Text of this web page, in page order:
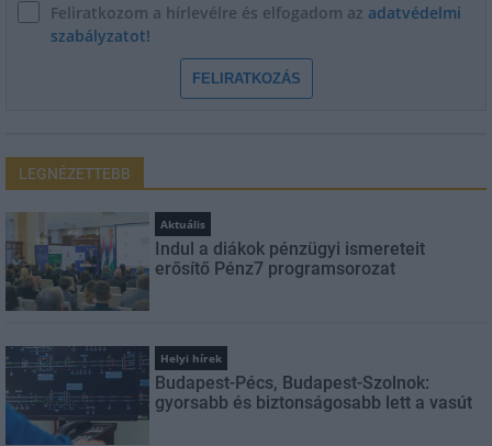
Feliratkozom a hírlevélre és elfogadom az adatvédelmi
szabályzatot!
FELIRATKOZÁS
LEGNÉZETTEBB
Aktuális
Indul a diákok pénzügyi ismereteit
erősítő Pénz7 programsorozat
Helyi hírek
Budapest-Pécs, Budapest-Szolnok:
gyorsabb és biztonságosabb lett a vasút